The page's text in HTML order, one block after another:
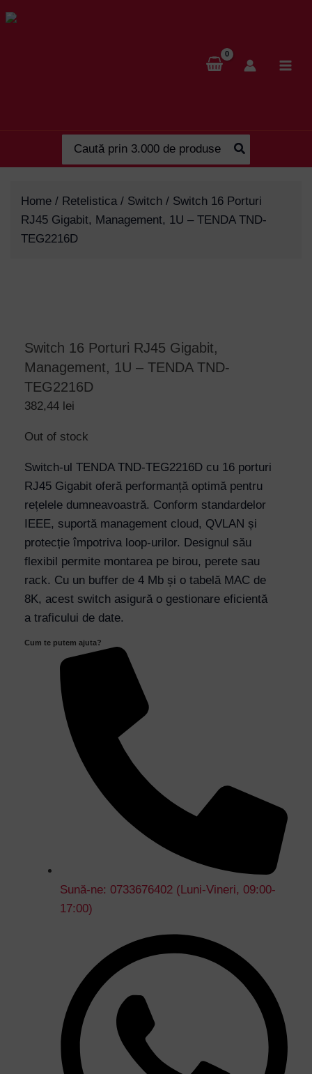
Skip
to
for:
Home / Retelistica/ Switch / Switch 16 Porturi
RJ45 Gigabit, Management, 1U – TENDA TND-
TEG2216D
Switch 16 Porturi RJ45 Gigabit,
Management, 1U – TENDA TND-
TEG2216D
382,44 lei
Out of stock
Switch-ul TENDA TND-TEG2216D cu 16 porturi
RJ45 Gigabit oferă performanță optimă pentru
rețelele dumneavoastră. Conform standardelor
IEEE, suportă management cloud, QVLAN și
protecție împotriva loop-urilor. Designul său
flexibil permite montarea pe birou, perete sau
rack. Cu un buffer de 4 Mb și o tabelă MAC de
8K, acest switch asigură o gestionare eficientă
a traficului de date.
Cum te putem ajuta?
Sună-ne: 0733676402 (Luni-Vineri, 09:00-
17:00)